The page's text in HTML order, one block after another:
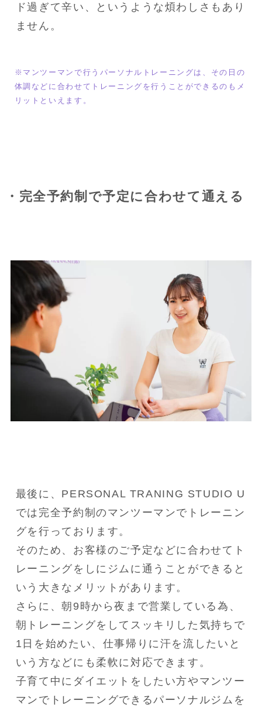
ド過ぎて辛い、というような煩わしさもあり
ません。
※マンツーマンで行うパーソナルトレーニングは、その日の
体調などに合わせてトレーニングを行うことができるのもメ
リットといえます。
・完全予約制で予定に合わせて通える
最後に、PERSONAL TRANING STUDIO U
では完全予約制のマンツーマンでトレーニン
グを行っております。
そのため、お客様のご予定などに合わせてト
レーニングをしにジムに通うことができると
いう大きなメリットがあります。
さらに、朝9時から夜まで営業している為、
朝トレーニングをしてスッキリした気持ちで
1日を始めたい、仕事帰りに汗を流したいと
いう方などにも柔軟に対応できます。
子育て中にダイエットをしたい方やマンツー
マンでトレーニングできるパーソナルジムを